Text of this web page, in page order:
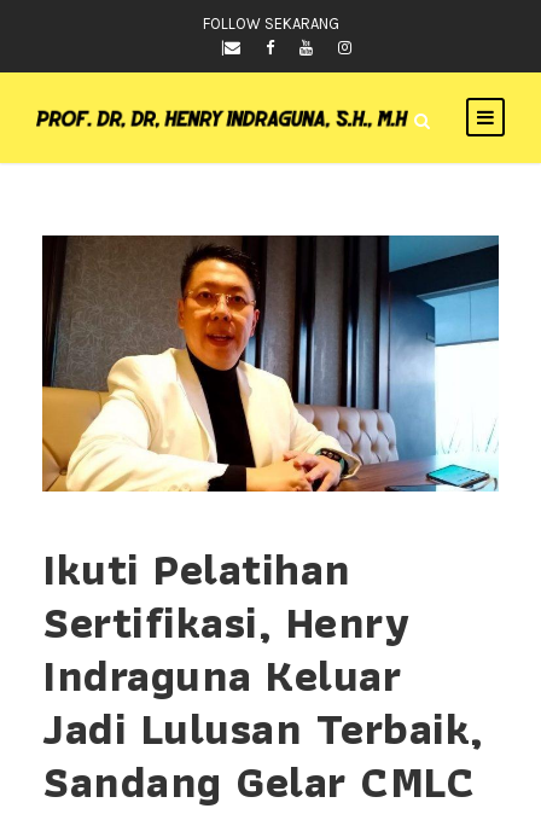
FOLLOW SEKARANG
Ikuti Pelatihan
Sertifikasi, Henry
Indraguna Keluar
Jadi Lulusan Terbaik,
Sandang Gelar CMLC